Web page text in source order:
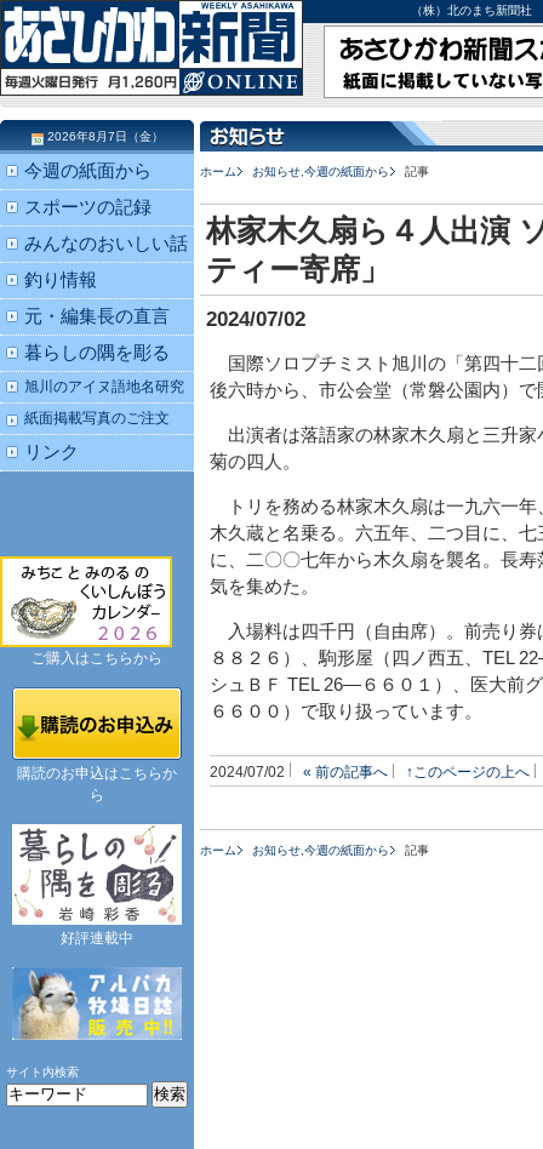
（株）北のまち新聞
ホーム お知らせ 今週の紙面から 記事
林家木久扇ら４人出演
ティー寄席」
2024/07/02
国際ソロプチミスト旭川の「第四十二
後六時から、市公会堂（常磐公園内）で
出演者は落語家の林家木久扇と三升家
菊の四人。
トリを務める林家木久扇は一九六一年
木久蔵と名乗る。六五年、二つ目に、
に、二〇〇七年から木久扇を襲名。長
気を集めた。
入場料は四千円（自由席）。前売り
８８２６）、駒形屋（四ノ西五、TEL
シュＢＦ TEL 26―６６０１）、医大前
６６００）で取り扱っています。
2024/07/02 « 前の記事へ ↑このページの上へ
ホーム お知らせ 今週の紙面から 記事
2026年8月7日（金）
今週の紙面から
スポーツの記録
みんなのおいしい話
釣り情報
元・編集長の直言
暮らしの隅を彫る
旭川のアイヌ語地名研究
紙面掲載写真のご注文
リンク
ご購入はこちらから
購読のお申込はこちらか
ら
好評連載中
サイト内検索